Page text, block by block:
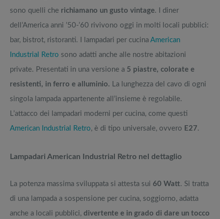
sono quelli che richiamano un gusto vintage. I diner
dell’America anni ’50-’60 rivivono oggi in molti locali pubblici:
bar, bistrot, ristoranti. I lampadari per cucina American
Industrial Retro sono adatti anche alle nostre abitazioni
private. Presentati in una versione a 5 piastre, colorate e
resistenti, in ferro e alluminio. La lunghezza del cavo di ogni
singola lampada appartenente all’insieme è regolabile.
L’attacco dei lampadari moderni per cucina, come questi
American Industrial Retro, è di tipo universale, ovvero E27.
Lampadari American Industrial Retro nel dettaglio
La potenza massima sviluppata si attesta sui 60 Watt. Si tratta
di una lampada a sospensione per cucina, soggiorno, adatta
anche a locali pubblici, divertente e in grado di dare un tocco